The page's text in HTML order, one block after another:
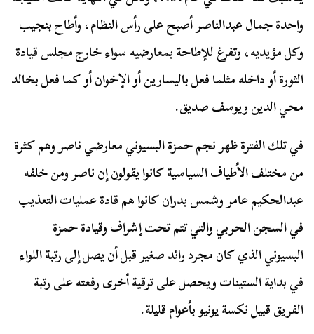
واحدة جمال عبدالناصر أصبح على رأس النظام، وأطاح بنجيب
وكل مؤيديه، وتفرغ للإطاحة بمعارضيه سواء خارج مجلس قيادة
الثورة أو داخله مثلما فعل باليسارين أو الإخوان أو كما فعل بخالد
محي الدين ويوسف صديق.
في تلك الفترة ظهر نجم حمزة البسيوني معارضي ناصر وهم كثرة
من مختلف الأطياف السياسية كانوا يقولون إن ناصر ومن خلفه
عبدالحكيم عامر وشمس بدران كانوا هم قادة عمليات التعذيب
في السجن الحربي والتي تتم تحت إشراف وقيادة حمزة
البسيوني الذي كان مجرد رائد صغير قبل أن يصل إلى رتبة اللواء
في بداية الستينات ويحصل على ترقية أخرى رفعته على رتبة
الفريق قبيل نكسة يونيو بأعوام قليلة.